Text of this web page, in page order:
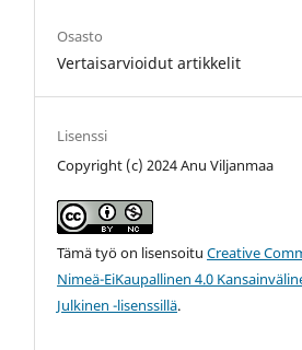
Osasto
Vertaisarvioidut artikkelit
Lisenssi
Copyright (c) 2024 Anu Viljanmaa
Tämä työ on lisensoituCreative
Nimeä-EiKaupallinen 4.0
Julkinen -lisenssillä.